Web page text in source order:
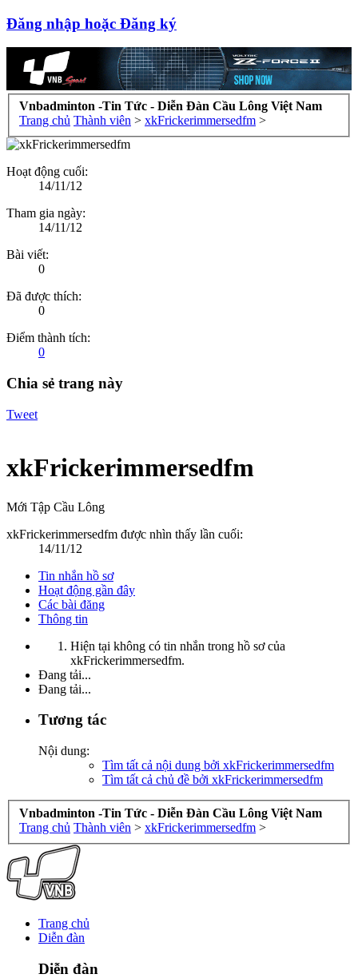
Đăng nhập hoặc Đăng ký
Vnbadminton -Tin Tức - Diễn Đàn Cầu Lông Việt Nam
Trang chủ Thành viên > xkFrickerimmersedfm >
Hoạt động cuối:
14/11/12
Tham gia ngày:
14/11/12
Bài viết:
0
Đã được thích:
0
Điểm thành tích:
0
Chia sẻ trang này
Tweet
xkFrickerimmersedfm
Mới Tập Cầu Lông
xkFrickerimmersedfm được nhìn thấy lần cuối:
14/11/12
Tin nhắn hồ sơ
Hoạt động gần đây
Các bài đăng
Thông tin
Hiện tại không có tin nhắn trong hồ sơ của
xkFrickerimmersedfm.
Đang tải...
Đang tải...
Tương tác
Nội dung:
Tìm tất cả nội dung bởi xkFrickerimmersedfm
Tìm tất cả chủ đề bởi xkFrickerimmersedfm
Vnbadminton -Tin Tức - Diễn Đàn Cầu Lông Việt Nam
Trang chủ Thành viên > xkFrickerimmersedfm >
Trang chủ
Diễn đàn
Diễn đàn